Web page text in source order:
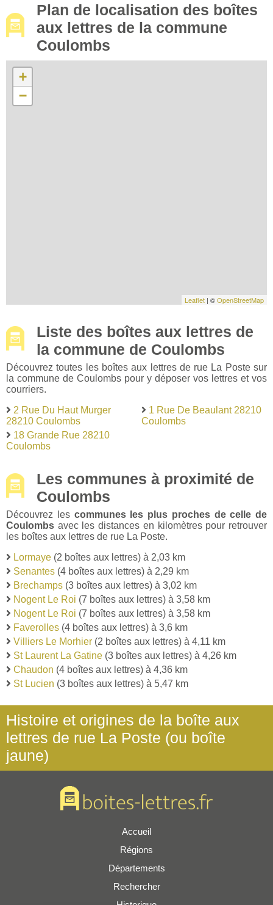
Plan de localisation des boîtes
aux lettres de la commune
Coulombs
+
−
Leaflet | ©OpenStreetMap
Liste des boîtes aux lettres de
la commune de Coulombs
Découvrez toutes les boîtes aux lettres de rue La Poste sur
la commune de Coulombs pour y déposer vos lettres et vos
courriers.
2 Rue Du Haut Murger
28210 Coulombs
18 Grande Rue 28210
Coulombs
1 Rue De Beaulant 28210
Coulombs
Les communes à proximité de
Coulombs
Découvrez les communes les plus proches de celle de
Coulombs avec les distances en kilomètres pour retrouver
les boîtes aux lettres de rue La Poste.
Lormaye (2 boîtes aux lettres) à 2,03 km
Senantes (4 boîtes aux lettres) à 2,29 km
Brechamps (3 boîtes aux lettres) à 3,02 km
Nogent Le Roi (7 boîtes aux lettres) à 3,58 km
Nogent Le Roi (7 boîtes aux lettres) à 3,58 km
Faverolles (4 boîtes aux lettres) à 3,6 km
Villiers Le Morhier (2 boîtes aux lettres) à 4,11 km
St Laurent La Gatine (3 boîtes aux lettres) à 4,26 km
Chaudon (4 boîtes aux lettres) à 4,36 km
St Lucien (3 boîtes aux lettres) à 5,47 km
Histoire et origines de la boîte aux
lettres de rue La Poste (ou boîte
jaune)
Accueil
Régions
Départements
Rechercher